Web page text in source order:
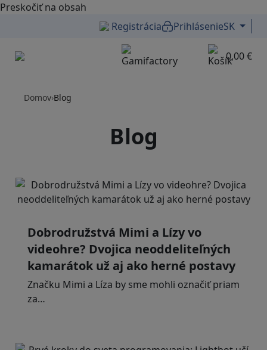
Preskočiť na obsah
Registrácia
PrihlásenieSK
0,00 €
Domov›Blog
Blog
Dobrodružstvá Mimi a Lízy vo
videohre? Dvojica neoddeliteľných
kamarátok už aj ako herné postavy
Značku Mimi a Líza by sme mohli označiť priam
za…